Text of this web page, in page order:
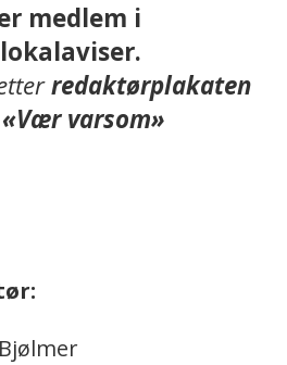
medlem i
redaktørplakaten
«Vær varsom»